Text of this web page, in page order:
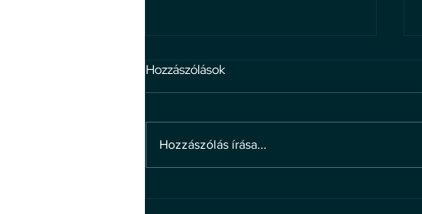
Hozzászólások
Hozzászólás írása...